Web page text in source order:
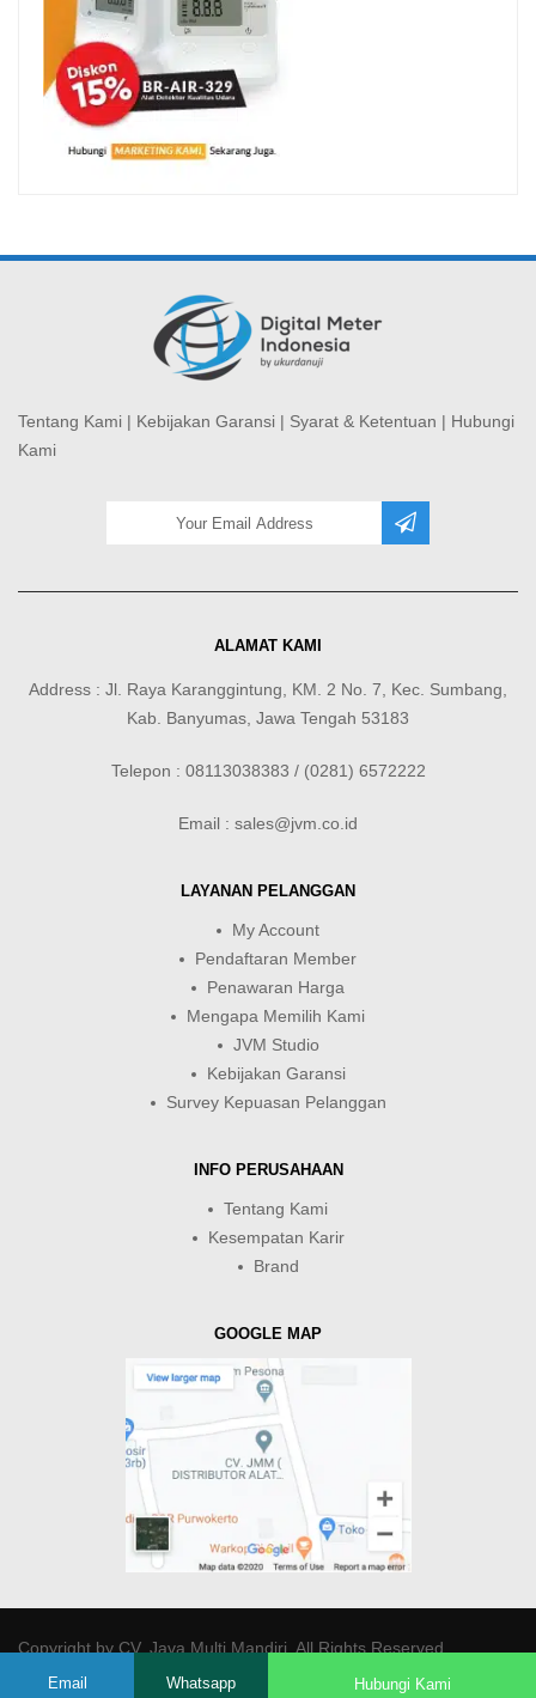
Tentang Kami | Kebijakan Garansi | Syarat & Ketentuan | Hubungi
Kami
ALAMAT KAMI
Address : Jl. Raya Karanggintung, KM. 2 No. 7, Kec. Sumbang,
Kab. Banyumas, Jawa Tengah 53183
Telepon : 08113038383 / (0281) 6572222
Email : sales@jvm.co.id
LAYANAN PELANGGAN
My Account
Pendaftaran Member
Penawaran Harga
Mengapa Memilih Kami
JVM Studio
Kebijakan Garansi
Survey Kepuasan Pelanggan
INFO PERUSAHAAN
Tentang Kami
Kesempatan Karir
Brand
GOOGLE MAP
Copyright byCV. Java Multi Mandiri. All Rights Reserved.
Email Whatsapp Hubungi Kami